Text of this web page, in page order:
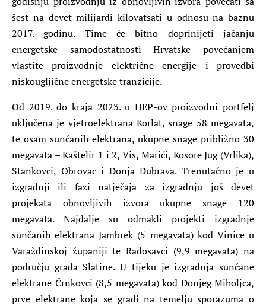
šest na devet milijardi kilovatsati u odnosu na baznu
2017. godinu. Time će bitno doprinijeti jačanju
energetske samodostatnosti Hrvatske povećanjem
vlastite proizvodnje električne energije i provedbi
niskougljične energetske tranzicije.
Od 2019. do kraja 2023. u HEP-ov proizvodni portfelj
uključena je vjetroelektrana Korlat, snage 58 megavata,
te osam sunčanih elektrana, ukupne snage približno 30
megavata – Kaštelir 1 i 2, Vis, Marići, Kosore Jug (Vrlika),
Stankovci, Obrovac i Donja Dubrava. Trenutačno je u
izgradnji ili fazi natječaja za izgradnju još devet
projekata obnovljivih izvora ukupne snage 120
megavata. Najdalje su odmakli projekti izgradnje
sunčanih elektrana Jambrek (5 megavata) kod Vinice u
Varaždinskoj županiji te Radosavci (9,9 megavata) na
području grada Slatine. U tijeku je izgradnja sunčane
elektrane Črnkovci (8,5 megavata) kod Donjeg Miholjca,
prve elektrane koja se gradi na temelju sporazuma o